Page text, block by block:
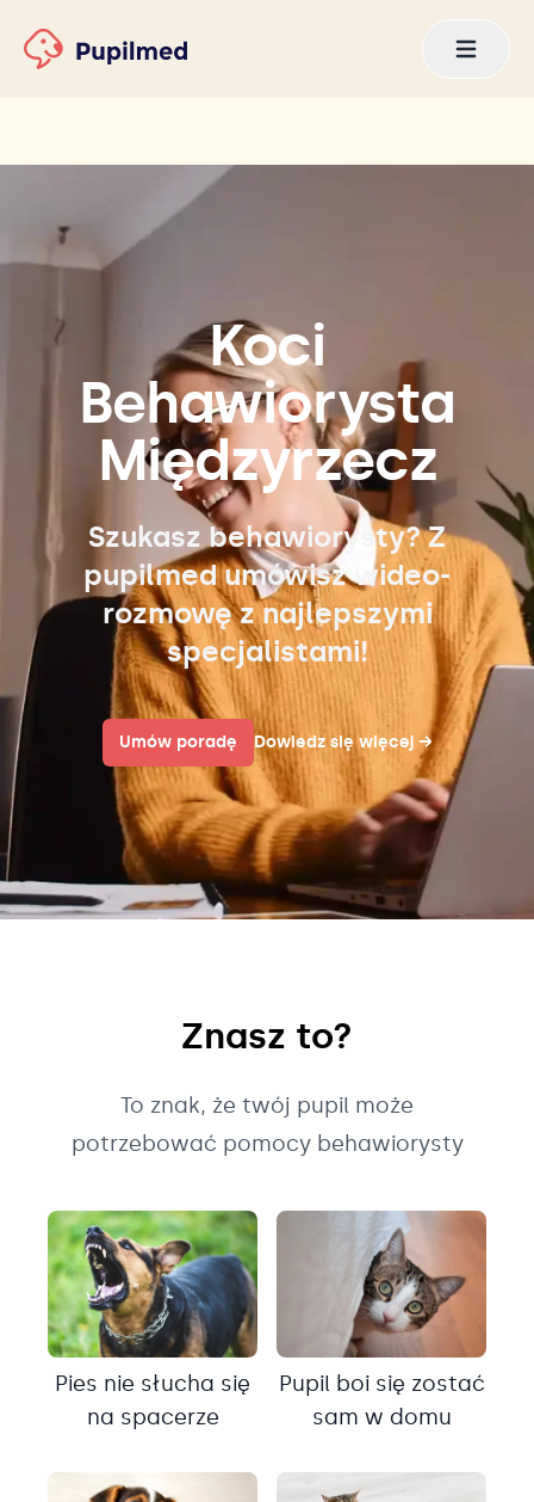
Koci
Behawiorysta
Międzyrzecz
Szukasz behawiorysty? Z
pupilmed umówisz wideo-
rozmowę z najlepszymi
specjalistami!
Umów poradę Dowiedz się więcej →
Znasz to?
To znak, że twój pupil może
potrzebować pomocy behawiorysty
Pies nie słucha się
na spacerze
Pupil boi się zostać
sam w domu